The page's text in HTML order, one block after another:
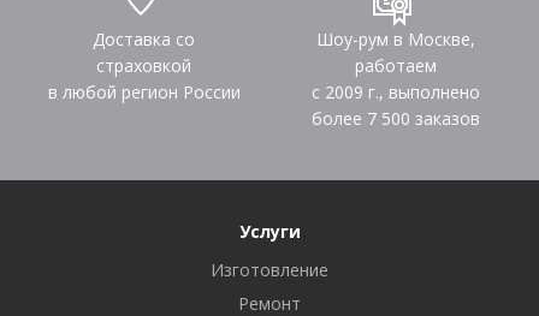
Доставка со
страховкой
в любой регион России
Шоу-рум в Москве,
работаем
с 2009 г., выполнено
более 7 500 заказов
Услуги
Изготовление
Ремонт